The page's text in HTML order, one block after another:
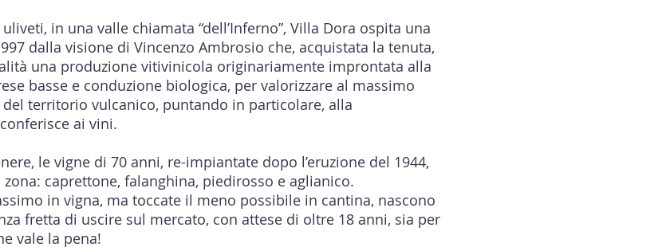
in una valle chiamata “dell’Inferno”, Villa Dora ospita una
dalla visione di Vincenzo Ambrosio che, acquistata la tenuta,
una produzione vitivinicola originariamente improntata alla
basse e conduzione biologica, per valorizzare al massimo
territorio vulcanico, puntando in particolare, alla
ai vini.
le vigne di 70 anni, re-impiantate dopo l’eruzione del 1944,
caprettone, falanghina, piedirosso e aglianico.
in vigna, ma toccate il meno possibile in cantina, nascono
fretta di uscire sul mercato, con attese di oltre 18 anni, sia per
vale la pena!